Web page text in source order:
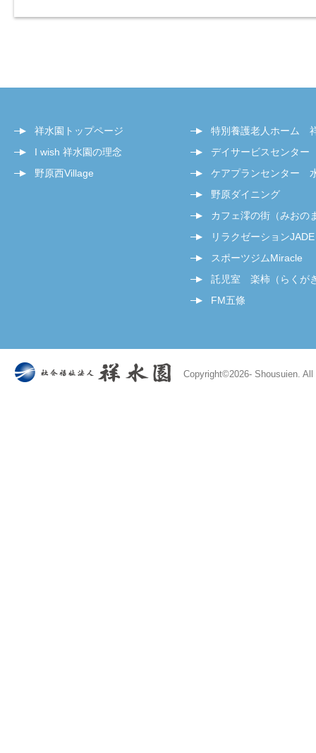
祥水園トップページ
I wish 祥水園の理念
野原西Village
特別養護老人ホーム
デイサービスセンタ
ケアプランセンター
野原ダイニング
カフェ澪の街（みおの
リラクゼーションJADE
スポーツジムMiracle
託児室 楽柿（らくが
FM五條
Copyright©2026- Shousuien.